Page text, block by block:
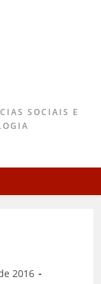
SOCIAIS E
2016